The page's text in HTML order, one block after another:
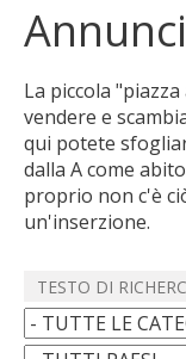
Annunci
La piccola
vendere e
qui potete
dalla A come
proprio non c'è
un'inserzione.